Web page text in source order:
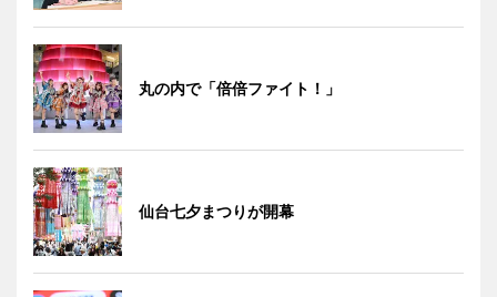
丸の内で「倍倍ファイト！」
仙台七夕まつりが開幕